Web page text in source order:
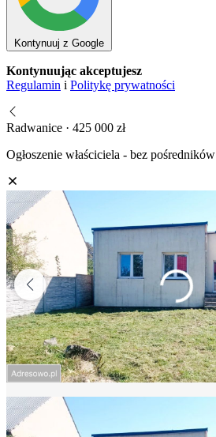
Kontynuuj z Google
Kontynuując akceptujesz
Regulamin i Politykę prywatności
Radwanice · 425 000 zł
Ogłoszenie właściciela - bez pośredników